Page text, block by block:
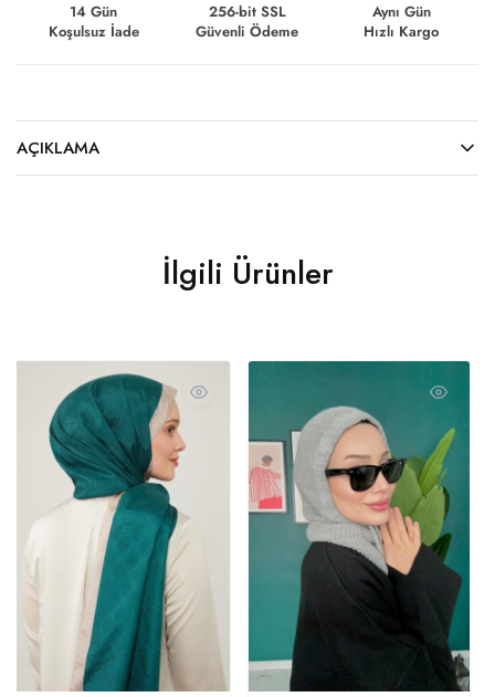
14 Gün
Koşulsuz İade
256-bit SSL
Güvenli Ödeme
Aynı Gün
Hızlı Kargo
AÇIKLAMA
İlgili Ürünler